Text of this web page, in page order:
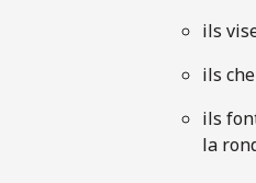
ils
ils
ils
la